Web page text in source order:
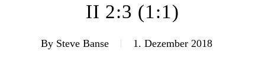
II 2:3 (1:1)
By Steve Banse 1. Dezember 2018